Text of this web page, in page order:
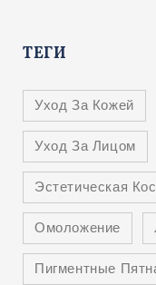
ТЕГИ
Уход За Кожей
Уход За Лицом
Эстетическая
Омоложение
Пигментные